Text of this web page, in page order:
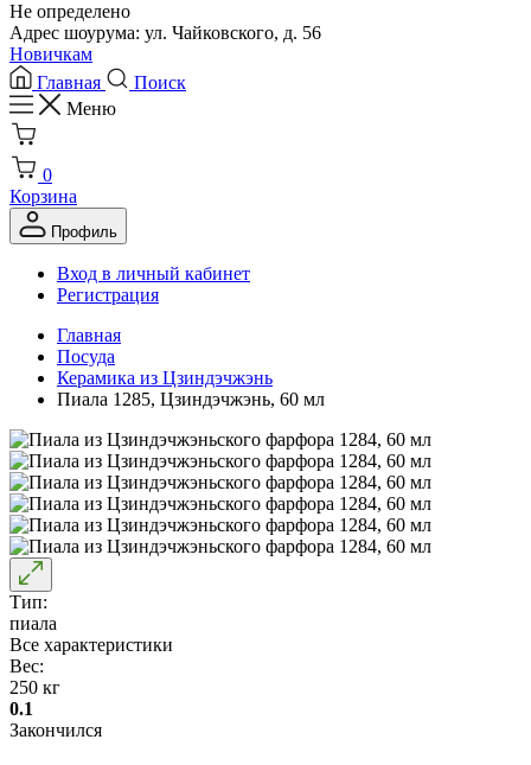
Не определено
Адрес шоурума: ул. Чайковского, д. 56
Новичкам
Главная
Поиск
Меню
0
Корзина
Профиль
Вход в личный кабинет
Регистрация
Главная
Посуда
Керамика из Цзиндэчжэнь
Пиала 1285, Цзиндэчжэнь, 60 мл
Тип:
пиала
Все характеристики
Вес:
250 кг
0.1
Закончился